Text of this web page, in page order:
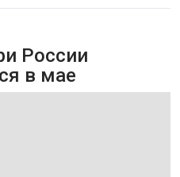
России
в мае